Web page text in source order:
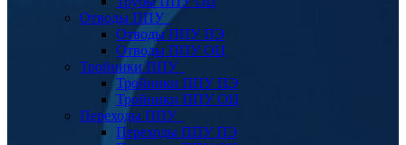
Отводы ППУ
Отводы ППУ ПЭ
Отводы ППУ ОЦ
Тройники ППУ
Тройники ППУ ПЭ
Тройники ППУ ОЦ
Переходы ППУ
Переходы ППУ ПЭ